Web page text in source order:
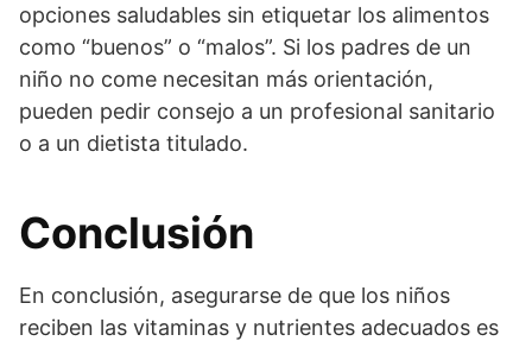
opciones saludables sin etiquetar los alimentos
como “buenos” o “malos”. Si los padres de un
niño no come necesitan más orientación,
pueden pedir consejo a un profesional sanitario
o a un dietista titulado.
Conclusión
En conclusión, asegurarse de que los niños
reciben las vitaminas y nutrientes adecuados es